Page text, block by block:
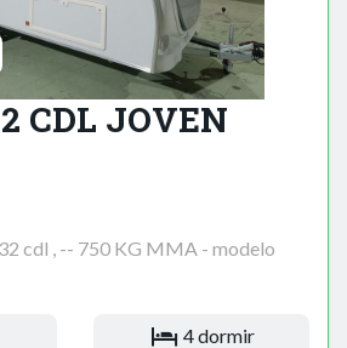
CDL JOVEN
cdl , -- 750 KG MMA - modelo
4 dormir